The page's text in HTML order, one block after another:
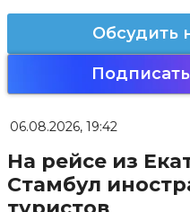
Обсудить
06.08.2026, 19:42
На рейсе из
Стамбул